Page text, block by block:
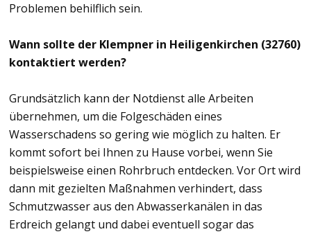
Problemen behilflich sein.
Wann sollte der Klempner in Heiligenkirchen (32760)
kontaktiert werden?
Grundsätzlich kann der Notdienst alle Arbeiten
übernehmen, um die Folgeschäden eines
Wasserschadens so gering wie möglich zu halten. Er
kommt sofort bei Ihnen zu Hause vorbei, wenn Sie
beispielsweise einen Rohrbruch entdecken. Vor Ort wird
dann mit gezielten Maßnahmen verhindert, dass
Schmutzwasser aus den Abwasserkanälen in das
Erdreich gelangt und dabei eventuell sogar das